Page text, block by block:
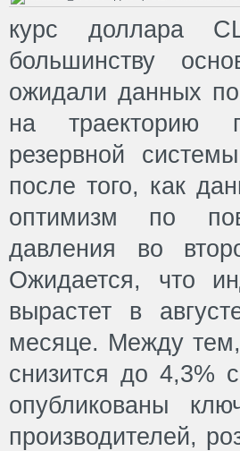
курс доллара
большинству
ожидали данных
на траекторию
резервной
после того, как
оптимизм по
давления во
Ожидается, что
вырастет в
месяце. Между тем,
снизится до 4,3%
опубликованы
производителей,